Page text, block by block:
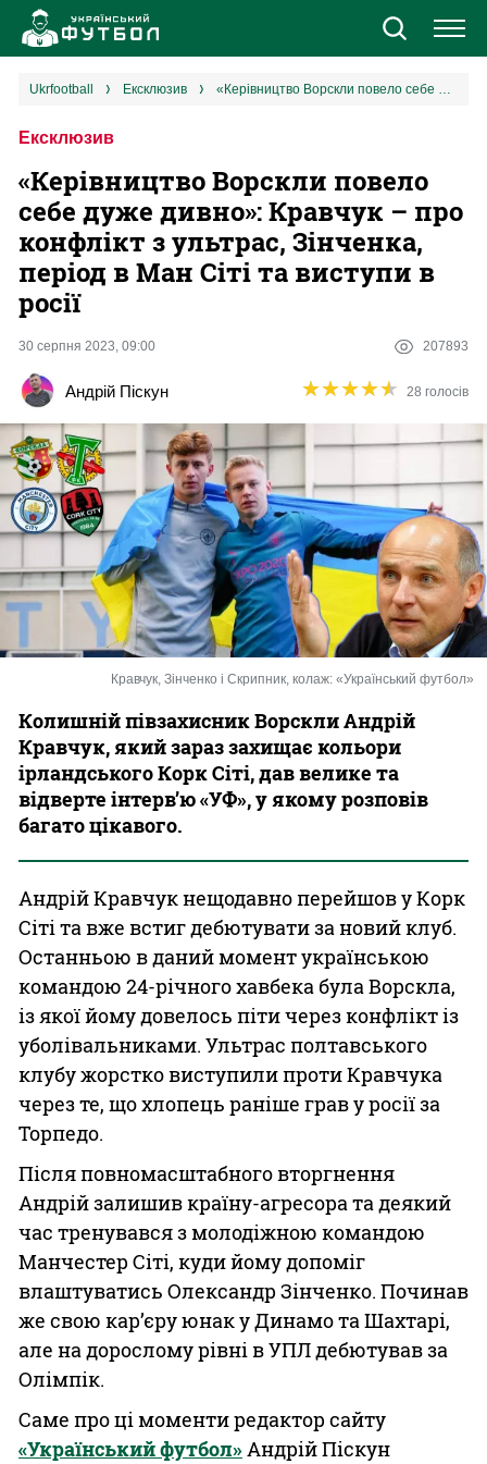
Новини
Єврокубки
УПЛ
Різне
Букмекери
Казино
ukrfootball ексклюзив «Керівництво Ворскли повело себе дуже дивно»: Кравчук – про конфлікт з ультрас, Зінченка, період в Ман Сіті та виступи в росії
Ексклюзив
«Керівництво Ворскли повело
себе дуже дивно»: Кравчук – про
конфлікт з ультрас, Зінченка,
період в Ман Сіті та виступи в
росії
30 серпня 2023, 09:00 207893
Андрій Піскун ★★★★★
★★★★★ 28 голосів
Кравчук, Зінченко і Скрипник, колаж: «Український футбол»
Колишній півзахисник Ворскли Андрій
Кравчук, який зараз захищає кольори
ірландського Корк Сіті, дав велике та
відверте інтерв’ю «УФ», у якому розповів
багато цікавого.
Андрій Кравчук нещодавно перейшов у Корк
Сіті та вже встиг дебютувати за новий клуб.
Останньою в даний момент українською
командою 24-річного хавбека була Ворскла,
із якої йому довелось піти через конфлікт із
уболівальниками. Ультрас полтавського
клубу жорстко виступили проти Кравчука
через те, що хлопець раніше грав у росії за
Торпедо.
Після повномасштабного вторгнення
Андрій залишив країну-агресора та деякий
час тренувався з молодіжною командою
Манчестер Сіті, куди йому допоміг
влаштуватись Олександр Зінченко. Починав
же свою кар’єру юнак у Динамо та Шахтарі,
але на дорослому рівні в УПЛ дебютував за
Олімпік.
Саме про ці моменти редактор сайту
«Український футбол»Андрій Піскун